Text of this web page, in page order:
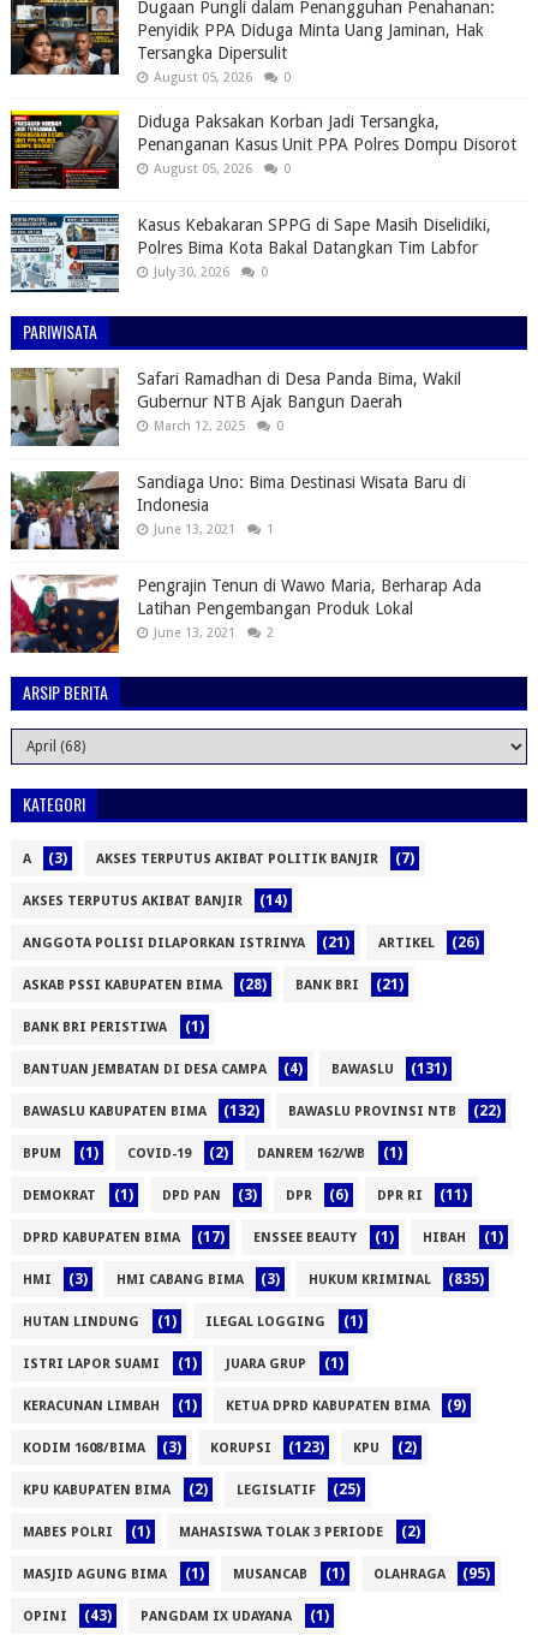
Dugaan Pungli dalam Penangguhan Penahanan:
Penyidik PPA Diduga Minta Uang Jaminan, Hak
Tersangka Dipersulit
August 05, 2026 0
Diduga Paksakan Korban Jadi Tersangka,
Penanganan Kasus Unit PPA Polres Dompu Disorot
August 05, 2026 0
Kasus Kebakaran SPPG di Sape Masih Diselidiki,
Polres Bima Kota Bakal Datangkan Tim Labfor
July 30, 2026 0
PARIWISATA
Safari Ramadhan di Desa Panda Bima, Wakil
Gubernur NTB Ajak Bangun Daerah
March 12, 2025 0
Sandiaga Uno: Bima Destinasi Wisata Baru di
Indonesia
June 13, 2021 1
Pengrajin Tenun di Wawo Maria, Berharap Ada
Latihan Pengembangan Produk Lokal
June 13, 2021 2
ARSIP BERITA
KATEGORI
A (3) AKSES TERPUTUS AKIBAT POLITIK BANJIR (7)
AKSES TERPUTUS AKIBAT BANJIR (14)
ANGGOTA POLISI DILAPORKAN ISTRINYA (21) ARTIKEL (26)
ASKAB PSSI KABUPATEN BIMA (28) BANK BRI (21)
BANK BRI PERISTIWA (1)
BANTUAN JEMBATAN DI DESA CAMPA (4) BAWASLU (131)
BAWASLU KABUPATEN BIMA (132) BAWASLU PROVINSI NTB (22)
BPUM (1) COVID-19 (2) DANREM 162/WB (1)
DEMOKRAT (1) DPD PAN (3) DPR (6) DPR RI (11)
DPRD KABUPATEN BIMA (17) ENSSEE BEAUTY (1) HIBAH (1)
HMI (3) HMI CABANG BIMA (3) HUKUM KRIMINAL (835)
HUTAN LINDUNG (1) ILEGAL LOGGING (1)
ISTRI LAPOR SUAMI (1) JUARA GRUP (1)
KERACUNAN LIMBAH (1) KETUA DPRD KABUPATEN BIMA (9)
KODIM 1608/BIMA (3) KORUPSI (123) KPU (2)
KPU KABUPATEN BIMA (2) LEGISLATIF (25)
MABES POLRI (1) MAHASISWA TOLAK 3 PERIODE (2)
MASJID AGUNG BIMA (1) MUSANCAB (1) OLAHRAGA (95)
OPINI (43) PANGDAM IX UDAYANA (1)